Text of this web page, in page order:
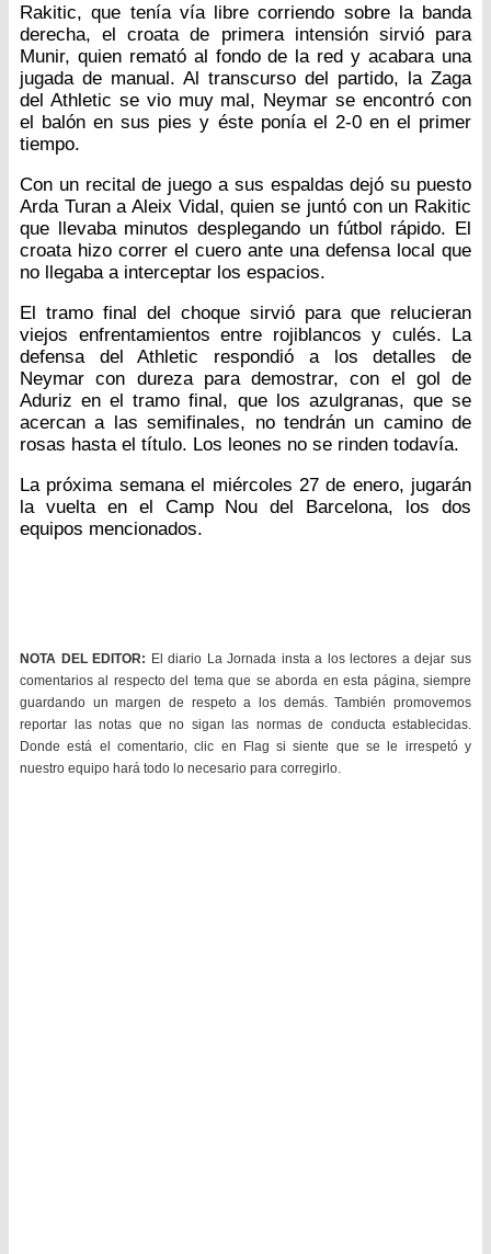
Rakitic, que tenía vía libre corriendo sobre la banda
derecha, el croata de primera intensión sirvió para
Munir, quien remató al fondo de la red y acabara una
jugada de manual. Al transcurso del partido, la Zaga
del Athletic se vio muy mal, Neymar se encontró con
el balón en sus pies y éste ponía el 2-0 en el primer
tiempo.
Con un recital de juego a sus espaldas dejó su puesto
Arda Turan a Aleix Vidal, quien se juntó con un Rakitic
que llevaba minutos desplegando un fútbol rápido. El
croata hizo correr el cuero ante una defensa local que
no llegaba a interceptar los espacios.
El tramo final del choque sirvió para que relucieran
viejos enfrentamientos entre rojiblancos y culés. La
defensa del Athletic respondió a los detalles de
Neymar con dureza para demostrar, con el gol de
Aduriz en el tramo final, que los azulgranas, que se
acercan a las semifinales, no tendrán un camino de
rosas hasta el título. Los leones no se rinden todavía.
La próxima semana el miércoles 27 de enero, jugarán
la vuelta en el Camp Nou del Barcelona, los dos
equipos mencionados.
NOTA DEL EDITOR: El diario La Jornada insta a los lectores a dejar sus
comentarios al respecto del tema que se aborda en esta página, siempre
guardando un margen de respeto a los demás. También promovemos
reportar las notas que no sigan las normas de conducta establecidas.
Donde está el comentario, clic en Flag si siente que se le irrespetó y
nuestro equipo hará todo lo necesario para corregirlo.